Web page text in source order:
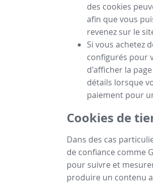
des cookies
afin que vous
revenez sur le
Si vous achetez
configurés pour
d'afficher la
détails lorsque
paiement pour
Cookies de
Dans des cas
de confiance comme
pour suivre et
produire un contenu